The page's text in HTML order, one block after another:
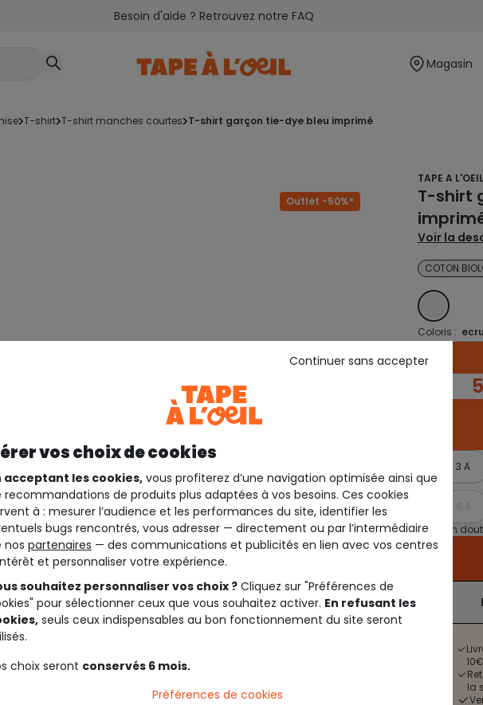
Besoin d'aide ? Retrouvez notre FAQ
Magasin
t-shirt t-shirt manches courtes t-shirt garçon tie-dye bleu imprimé
Outlet -50%*
TAPE A L'OEIL
T-shirt
Voir la
COTON
ECRU
Coloris : ecru
3 A
8 A
Un
la
vos choix de cookies
acceptant les cookies, vous profiterez d’une navigation optimisée ainsi que
recommandations de produits plus adaptées à vos besoins. Ces cookies
à : mesurer l’audience et les performances du site, identifier les
bugs rencontrés, vous adresser — directement ou par l’intermédiaire
nos partenaires — des communications et publicités en lien avec vos centres
et personnaliser votre expérience.
souhaitez personnaliser vos choix ? Cliquez sur "Préférences de
pour sélectionner ceux que vous souhaitez activer. En refusant les
seuls ceux indispensables au bon fonctionnement du site seront
choix seront conservés 6 mois.
Continuer sans accepter
Préférences de cookies